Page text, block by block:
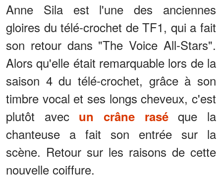
Anne Sila est l'une des anciennes
gloires du télé-crochet de TF1, qui a fait
son retour dans "The Voice All-Stars".
Alors qu'elle était remarquable lors de la
saison 4 du télé-crochet, grâce à son
timbre vocal et ses longs cheveux, c'est
plutôt avec un crâne raséque la
chanteuse a fait son entrée sur la
scène. Retour sur les raisons de cette
nouvelle coiffure.